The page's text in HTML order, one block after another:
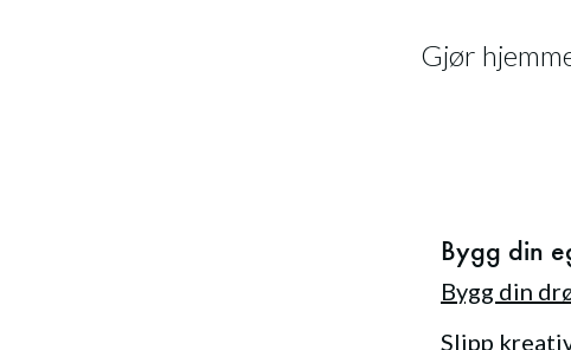
Gjør
Bygg din
Bygg din
Slipp